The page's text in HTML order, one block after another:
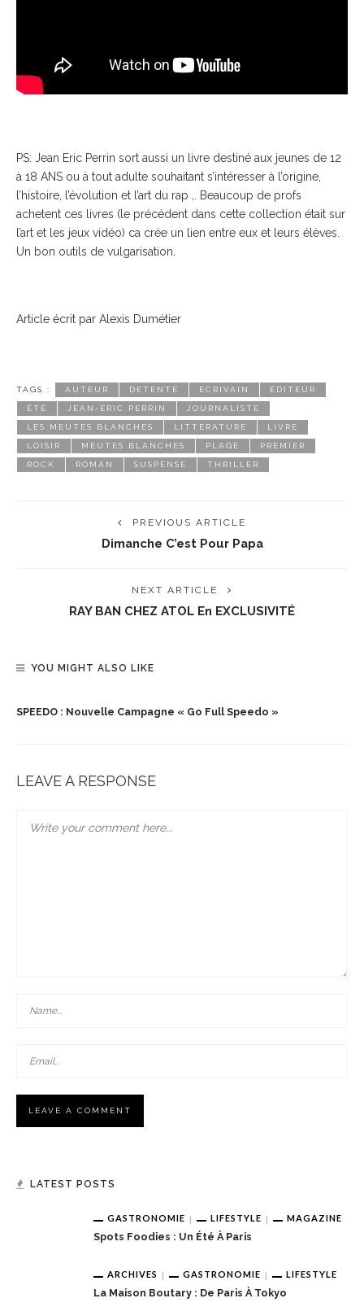
PS: Jean Eric Perrin sort aussi un livre destiné aux jeunes de 12
à 18 ANS ou à tout adulte souhaitant s’intéresser à l’origine,
l’histoire, l’évolution et l’art du rap ,. Beaucoup de profs
achetent ces livres (le précédent dans cette collection était sur
l’art et les jeux vidéo) ca crée un lien entre eux et leurs élèves.
Un bon outils de vulgarisation.
Article écrit par Alexis Dumétier
TAGS : AUTEUR DETENTE ECRIVAIN ÉDITEUR
ÉTÉ JEAN-ERIC PERRIN JOURNALISTE
LES MEUTES BLANCHES LITTERATURE LIVRE
LOISIR MEUTES BLANCHES PLAGE PREMIER
ROCK ROMAN SUSPENSE THRILLER
PREVIOUS ARTICLE
Dimanche C’est Pour Papa
NEXT ARTICLE
RAY BAN CHEZ ATOL En EXCLUSIVITÉ
YOU MIGHT ALSO LIKE
SPEEDO : Nouvelle Campagne « Go Full Speedo »
LEAVE A RESPONSE
LATEST POSTS
GASTRONOMIE LIFESTYLE MAGAZINE
Spots Foodies : Un Été À Paris
ARCHIVES GASTRONOMIE LIFESTYLE
La Maison Boutary : De Paris À Tokyo